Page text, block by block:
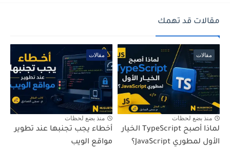
مقالات قد تهمك
مقالات
منذ بضع لحظات
لماذا أصبح TypeScript الخيار
الأول لمطوري JavaScript؟
مقالات
منذ بضع لحظات
أخطاء يجب تجنبها عند تطوير
مواقع الويب